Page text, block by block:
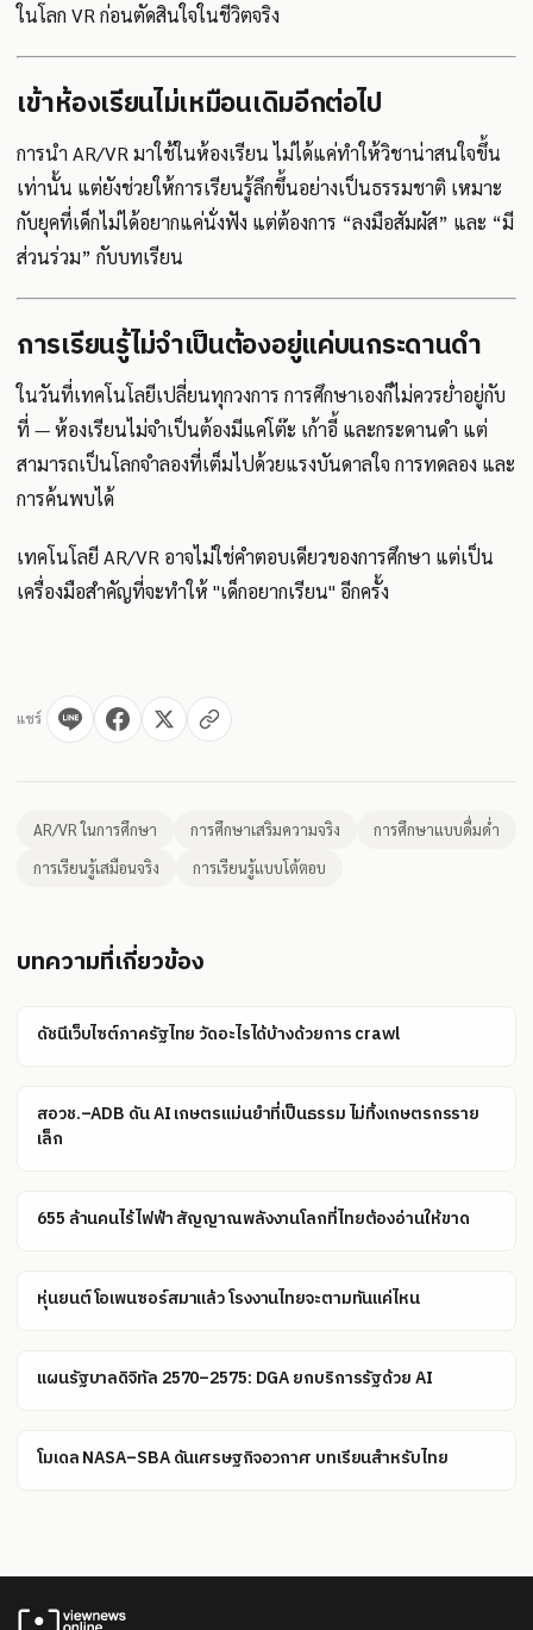
ในโลก VR ก่อนตัดสินใจในชีวิตจริง
เข้าห้องเรียนไม่เหมือนเดิมอีกต่อไป
การนำ AR/VR มาใช้ในห้องเรียน ไม่ได้แค่ทำให้วิชาน่าสนใจขึ้น
เท่านั้น แต่ยังช่วยให้การเรียนรู้ลึกขึ้นอย่างเป็นธรรมชาติ เหมาะ
กับยุคที่เด็กไม่ได้อยากแค่นั่งฟัง แต่ต้องการ “ลงมือสัมผัส” และ “มี
ส่วนร่วม” กับบทเรียน
การเรียนรู้ไม่จำเป็นต้องอยู่แค่บนกระดานดำ
ในวันที่เทคโนโลยีเปลี่ยนทุกวงการ การศึกษาเองก็ไม่ควรย่ำอยู่กับ
ที่ — ห้องเรียนไม่จำเป็นต้องมีแค่โต๊ะ เก้าอี้ และกระดานดำ แต่
สามารถเป็นโลกจำลองที่เต็มไปด้วยแรงบันดาลใจ การทดลอง และ
การค้นพบได้
เทคโนโลยี AR/VR อาจไม่ใช่คำตอบเดียวของการศึกษา แต่เป็น
เครื่องมือสำคัญที่จะทำให้ "เด็กอยากเรียน" อีกครั้ง
แชร์
AR/VR ในการศึกษา การศึกษาเสริมความจริง
การศึกษาแบบดื่มด่ำ
การเรียนรู้เสมือนจริง
การเรียนรู้แบบโต้ตอบ
บทความที่เกี่ยวข้อง
ดัชนีเว็บไซต์ภาครัฐไทย วัดอะไรได้บ้างด้วยการ crawl
สอวช.–ADB ดัน AI เกษตรแม่นยำที่เป็นธรรม ไม่ทิ้งเกษตรกรราย
เล็ก
655 ล้านคนไร้ไฟฟ้า สัญญาณพลังงานโลกที่ไทยต้องอ่านให้ขาด
หุ่นยนต์โอเพนซอร์สมาแล้ว โรงงานไทยจะตามทันแค่ไหน
แผนรัฐบาลดิจิทัล 2570–2575: DGA ยกบริการรัฐด้วย AI
โมเดล NASA–SBA ดันเศรษฐกิจอวกาศ บทเรียนสำหรับไทย